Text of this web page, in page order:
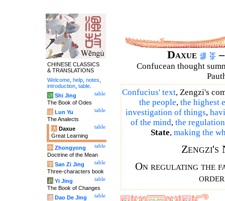
Daxue
Confucean thought
Confucius' text, Zengzi's
the people, the highest
investigation of things,
of the mind, the
State, making the
Zengzi's
On regulating the
CHINESE CLASSICS
& TRANSLATIONS
Welcome help notes
introduction table
table
诗 Shi Jing
The Book of Odes
table
论 Lun Yu
The Analects
table
大 Daxue
Great Learning
table
中 Zhongyong
Doctrine of the Mean
table
字 San Zi Jing
Three-characters book
table
易 Yi Jing
The Book of Changes
table
道 Dao De Jing